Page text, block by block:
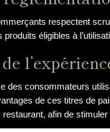
respectent
produits éligibles à
des consommateurs
de ces titres de
afin de